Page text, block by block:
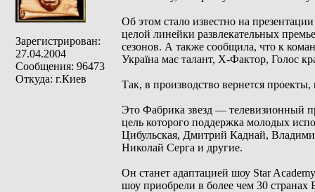
Зарегистрирован:
27.04.2004
Сообщения: 96473
Откуда: г.Киев
Об этом стало известно на
целой линейки развлекательных
сезонов. А также сообщила, что к
Україна має талант, Х-Фактор, Голос
Так, в производство вернется
Это Фабрика звезд — телевизионный
цель которого поддержка молодых
Цибульская, Дмитрий Каднай,
Николай Серга и другие.
Он станет адаптацией шоу Star
шоу приобрели в более чем 30